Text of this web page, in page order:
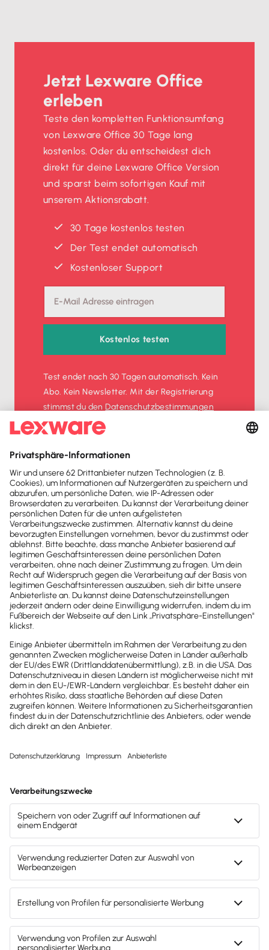
Jetzt Lexware Office
erleben
Teste den kompletten Funktionsumfang
von Lexware Office 30 Tage lang
kostenlos. Oder du entscheidest dich
direkt für deine Lexware Office Version
und sparst beim sofortigen Kauf mit
unserem Aktionsrabatt.
30 Tage kostenlos testen
Der Test endet automatisch
Kostenloser Support
Kostenlos testen
Test endet nach 30 Tagen automatisch. Kein
Abo. Kein Newsletter. Mit der Registrierung
stimmst du denDatenschutz­bestimmungen
und denAGBzu.
Sofort50%
Newsletter
Brandheiße
News direkt in
dein Postfach
wichtige News zu
Gesetzesänderungen,
hilfreiche Praxis-Tipps und
kostenlose Tools für
Unternehmen erhalten?
Dann abonniere unseren
Mach's dir leicht und gib deinem Business den
entscheidenden Push – mit unserer Software für
Buchhaltung & Lohn.